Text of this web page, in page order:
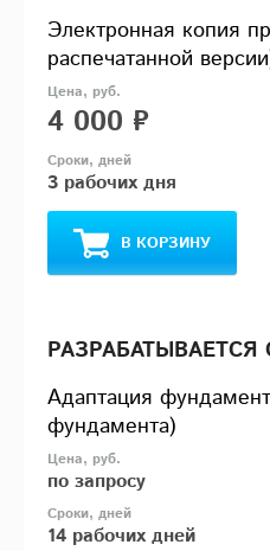
Электронная копия
распечатанной
4 000 ₽
3 рабочих дня
В КОРЗИНУ
Адаптация
фундамента)
по запросу
14 рабочих дней